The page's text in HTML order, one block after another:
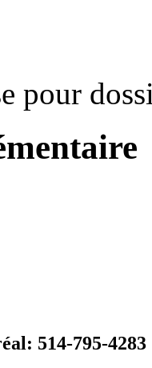
pour
514-795-4283